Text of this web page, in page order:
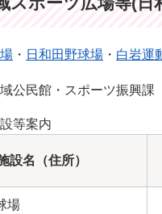
・ 日和田野球場 ・ 白岩運
公民館・スポーツ振興課
等案内
設名（住所）
場